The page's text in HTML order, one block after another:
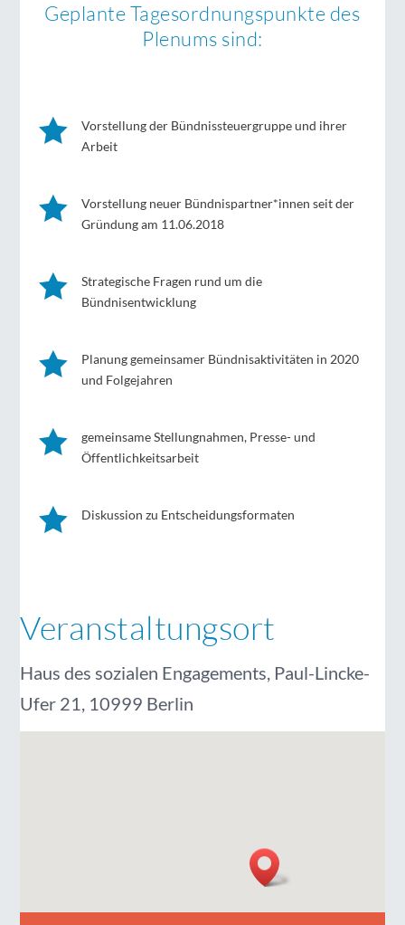
Geplante Tagesordnungspunkte des
Plenums sind:

Vorstellung der Bündnissteuergruppe und ihrer
Arbeit

Vorstellung neuer Bündnispartner*innen seit der
Gründung am 11.06.2018

Strategische Fragen rund um die
Bündnisentwicklung

Planung gemeinsamer Bündnisaktivitäten in 2020
und Folgejahren

gemeinsame Stellungnahmen, Presse- und
Öffentlichkeitsarbeit
 Diskussion zu Entscheidungsformaten
Veranstaltungsort
Haus des sozialen Engagements, Paul-Lincke-
Ufer 21, 10999 Berlin